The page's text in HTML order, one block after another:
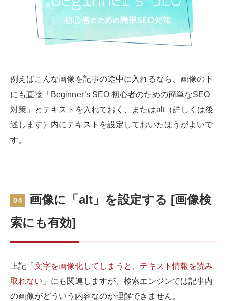
例えばこんな画像を記事の途中に入れるなら、画像の下
にも直接「Beginner’s SEO 初心者のための簡単なSEO
対策」とテキストを入れておく、またはalt（詳しくは後
述します）内にテキストを設定しておいたほうがよいで
す。
04
画像に「alt」を設定する [画像検
索にも有効]
上記「 文字を画像化してしまうと、テキスト情報を読み
取れない 」にも関連しますが、検索エンジンでは記事内
の画像がどういう内容なのか理解できません。